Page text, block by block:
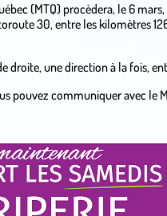
(MTQ) procèdera, le 6
30, entre les kilomètres
droite, une direction à la fois,
pouvez communiquer avec le